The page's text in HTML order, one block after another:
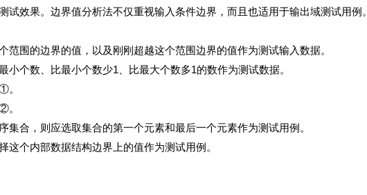
效果。边界值分析法不仅重视输入条件边界，而且也适用于输出域测试用例。
边界的值，以及刚刚超越这个范围边界的值作为测试输入数据。
、比最小个数少1、比最大个数多1的数作为测试数据。
则应选取集合的第一个元素和最后一个元素作为测试用例。
内部数据结构边界上的值作为测试用例。